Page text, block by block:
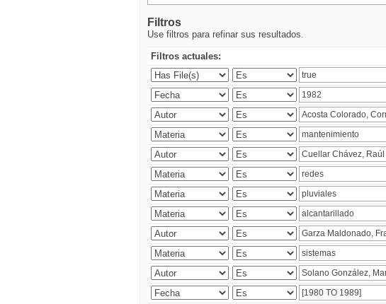
Filtros
Use filtros para refinar sus resultados.
Filtros actuales: